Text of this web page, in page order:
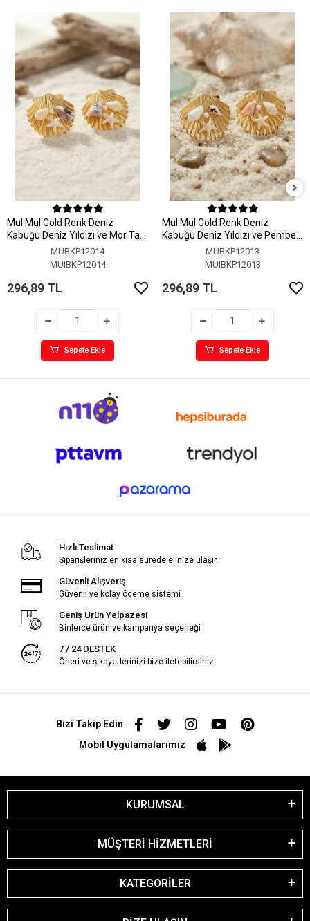
MuI MuI Gold Renk Deniz
Kabuğu Deniz Yıldızı ve Mor Taş
Detaylı KüpeMUBKP12014
MUIBKP12014
296,89 TL
Sepete Ekle
MuI MuI Gold Renk Deniz
Kabuğu Deniz Yıldızı ve Pembe
Taş Detaylı Küpe
MUBKP12013
MUIBKP12013
296,89 TL
Sepete Ekle
Hızlı Teslimat
Siparişleriniz en kısa sürede elinize ulaşır.
Güvenli Alışveriş
Güvenli ve kolay ödeme sistemi
Geniş Ürün Yelpazesi
Binlerce ürün ve kampanya seçeneği
7 / 24 DESTEK
Öneri ve şikayetlerinizi bize iletebilirsiniz.
Bizi Takip Edin
Mobil Uygulamalarımız
KURUMSAL
MÜŞTERİ HİZMETLERİ
KATEGORİLER